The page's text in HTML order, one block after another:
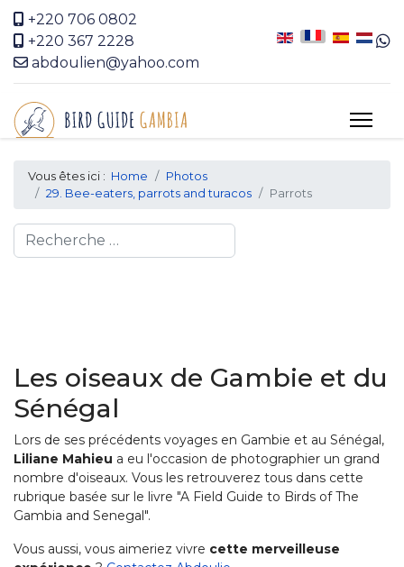
+220 706 0802
+220 367 2228
abdoulien@yahoo.com
Vous êtes ici : Home
Photos
29. Bee-eaters, parrots and turacos
Parrots
Search
Les oiseaux de Gambie et du
Sénégal
Lors de ses précédents voyages en Gambie et au Sénégal,
Liliane Mahieu a eu l'occasion de photographier un grand
nombre d'oiseaux. Vous les retrouverez tous dans cette
rubrique basée sur le livre "A Field Guide to Birds of The
Gambia and Senegal".
Vous aussi, vous aimeriez vivre cette merveilleuse